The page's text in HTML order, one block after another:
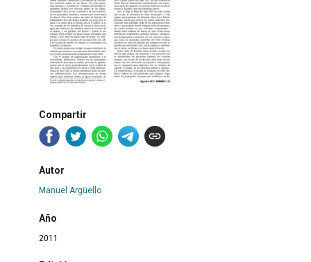
Compartir
Autor
Manuel Argüello
Año
2011